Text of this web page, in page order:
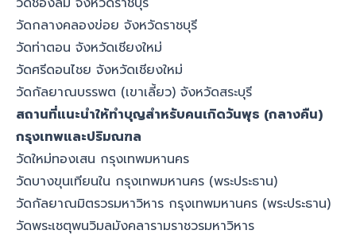
วัดกลางคลองข่อย จังหวัดราชบุรี
วัดท่าตอน จังหวัดเชียงใหม่
วัดศรีดอนไชย จังหวัดเชียงใหม่
วัดกัลยาณบรรพต (เขาเลี้ยว) จังหวัดสระบุรี
สถานที่แนะนำให้ทำบุญสำหรับคนเกิดวันพุธ (กลางคืน)
กรุงเทพและปริมณฑล
วัดใหม่ทองเสน กรุงเทพมหานคร
วัดบางขุนเทียนใน กรุงเทพมหานคร (พระประธาน)
วัดกัลยาณมิตรวรมหาวิหาร กรุงเทพมหานคร (พระประธาน)
วัดพระเชตุพนวิมลมังคลารามราชวรมหาวิหาร